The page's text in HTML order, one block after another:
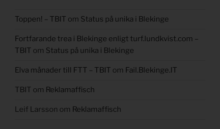
Toppen! – TBIT om Status på unika i Blekinge
Fortfarande trea i Blekinge enligt turf.lundkvist.com –
TBIT om Status på unika i Blekinge
Elva månader till FTT – TBIT om Fail.Blekinge.IT
TBIT om Reklamaffisch
Leif Larsson om Reklamaffisch